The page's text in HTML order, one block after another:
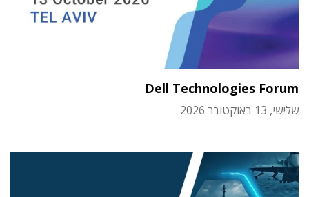
Dell Technologies Forum
שלישי, 13 באוקטובר 2026